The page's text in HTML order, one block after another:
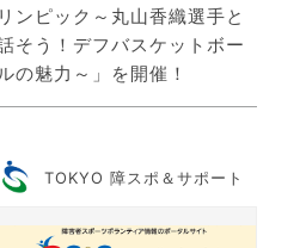
リンピック～丸山香織選手と
そう！デフバスケットボー
の魅力～」を開催！
TOKYO 障スポ＆サポート